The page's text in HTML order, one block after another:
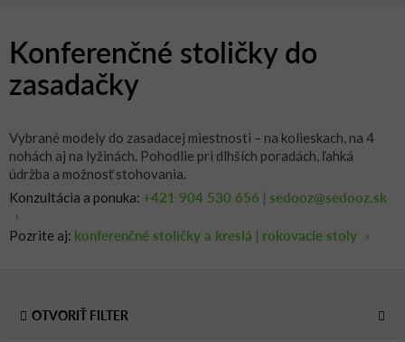
Konferenčné stoličky do
zasadačky
Vybrané modely do zasadacej miestnosti – na kolieskach, na 4
nohách aj na lyžinách. Pohodlie pri dlhších poradách, ľahká
údržba a možnosť stohovania.
Konzultácia a ponuka: +421 904 530 656 | sedooz@sedooz.sk
›
Pozrite aj: konferenčné stoličky a kreslá | rokovacie stoly ›
OTVORIŤ FILTER